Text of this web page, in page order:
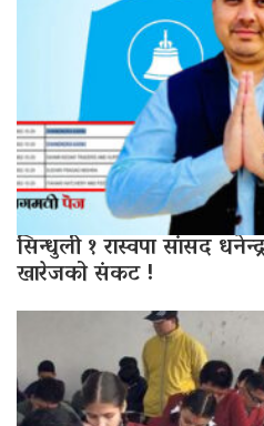
सिन्धुली १ रास्वपा सांसद
खारेजको संकट !